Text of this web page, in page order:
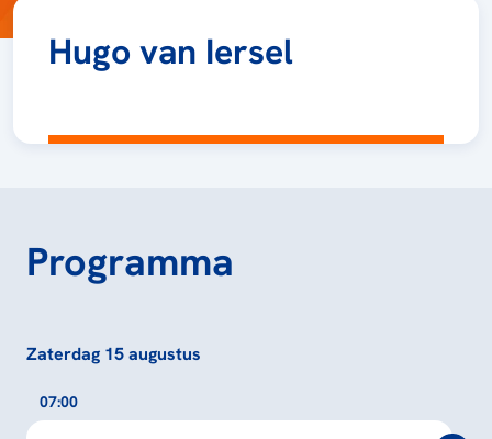
Hugo van Iersel
Programma
Zaterdag 15 augustus
07:00